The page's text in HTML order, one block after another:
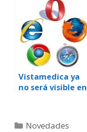
Vistamedica ya
no será visible en
Categorías
Novedades